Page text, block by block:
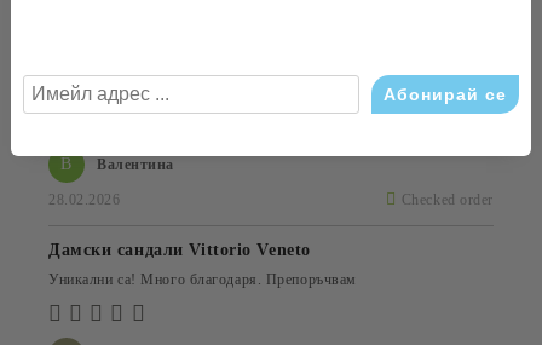
В Валентина
28.02.2026 Checked order
Любимата ми марка, благодаря отново!
Дамски сандали Vittorio Veneto
Уникални са! Много благодаря. Препоръчвам